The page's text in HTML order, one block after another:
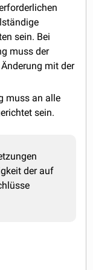
sein. Bei
muss der
mit der
muss an alle
sein.
der auf